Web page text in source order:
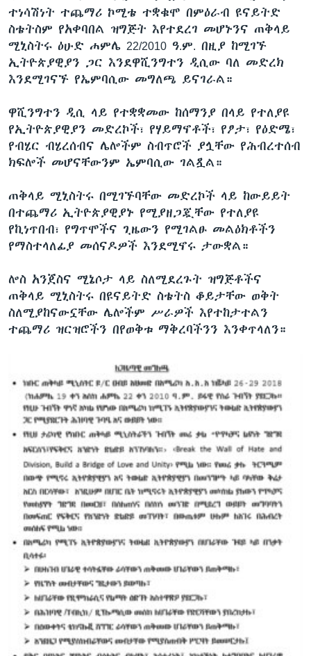
ተነሳሽነት ተጨማሪ ኮሚቴ ተቋቁሞ በምዕራብ ዩናይትድ
ስቴትስም የአቀባበል ዝግጅት እየተደረገ መሆኑንና ጠቅላይ
ሚኒስትሩ ዕሁድ ሐምሌ 22/2010 ዓ.ም. በዚያ ከሚገኙ
ኢትዮጵያዊያን ጋር እንደዋሺንግተን ዲሲው ባለ መድረክ
እንደሚገናኙ የኤምባሲው መግለጫ ይናገራል።
ዋሺንግተን ዲሲ ላይ የተቋቋመው ከሰማንያ በላይ የተለያዩ
የኢትዮጵያዊያን መድረኮች፣ የሃይማኖቶች፣ የፆታ፣ የዕድሜ፣
የብሄር ብሄረሰብና ሌሎችም ስብጥሮች ያሏቸው የሕብረተሰብ
ክፍሎች መሆናቸውንም ኤምባሲው ገልጿል።
ጠቅላይ ሚኒስትሩ በሚገኙባቸው መድረኮች ላይ ከውይይት
በተጨማሪ ኢትዮጵያዊያኑ የሚያዘጋጇቸው የተለያዩ
የኪነጥበብ፣ የግጥሞችና ጊዜውን የሚገልፁ መልዕክቶችን
የማስተላለፊያ መሰናዶዎች እንደሚኖሩ ታውቋል።
ሎስ አንጀስና ሚኔሶታ ላይ ስለሚደረጉት ዝግጅቶችና
ጠቅላይ ሚኒስትሩ በዩናይትድ ስቴትስ ቆይታቸው ወቅት
ስለሚያከናውኗቸው ሌሎችም ሥራዎች እየተከታተልን
ተጨማሪ ዝርዝሮችን በየወቅቱ ማቅረባችንን እንቀጥላለን።